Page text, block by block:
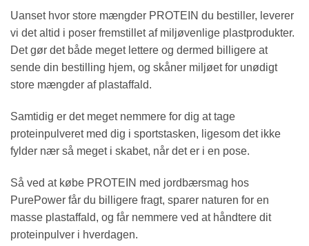
Uanset hvor store mængder PROTEIN du bestiller, leverer
vi det altid i poser fremstillet af miljøvenlige plastprodukter.
Det gør det både meget lettere og dermed billigere at
sende din bestilling hjem, og skåner miljøet for unødigt
store mængder af plastaffald.
Samtidig er det meget nemmere for dig at tage
proteinpulveret med dig i sportstasken, ligesom det ikke
fylder nær så meget i skabet, når det er i en pose.
Så ved at købe PROTEIN med jordbærsmag hos
PurePower får du billigere fragt, sparer naturen for en
masse plastaffald, og får nemmere ved at håndtere dit
proteinpulver i hverdagen.